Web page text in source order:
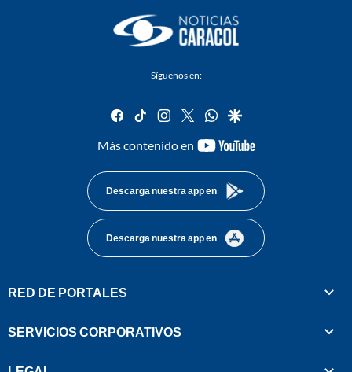
Síguenos en:
facebook
tiktok instagram
twitterwhatsapp
google
Más contenido en
youtube-
Descarga nuestra app en
Descarga nuestra app en
RED DE PORTALES
SERVICIOS CORPORATIVOS